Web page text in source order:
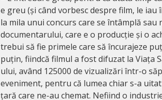
e greu (și când vorbesc despre film, le
la mila unui concurs care se întâmplă sau
documentarului, care e o producție și o
trebui să fie primele care să încurajeze
puțin, fiindcă filmul a fost difuzat la Viața
ului, având 125000 de vizualizări într-o
eveniment, pentru că lumea chiar s-a
țară care ne-au chemat. Nefiind o